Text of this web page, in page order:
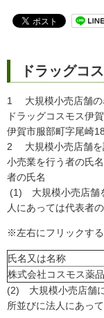
ドラッグコ
1 大規模小売店舗の
ドラッグコスモス伊
伊賀市服部町字尾崎
2 大規模小売店舗を
小売業を行う者の氏
者の氏名
(1) 大規模小売店舗
人にあっては代表者
※左右にフリックする
氏名又は名称
株式会社コスモス薬品
(2) 大規模小売店舗
所並びに法人にあっ